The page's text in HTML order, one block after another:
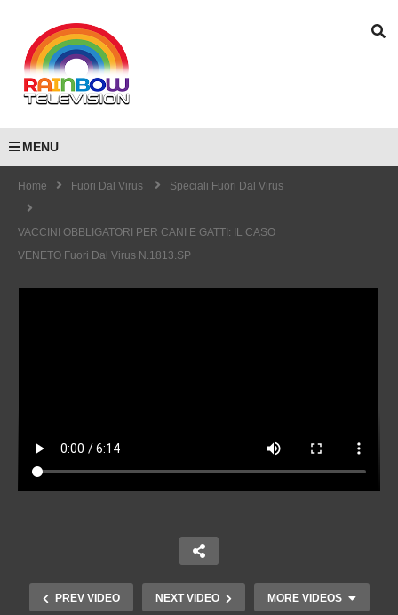
MENU
Home Fuori Dal Virus Speciali Fuori Dal Virus
VACCINI OBBLIGATORI PER CANI E GATTI: IL CASO
VENETO Fuori Dal Virus N.1813.SP
PREV VIDEO NEXT VIDEO MORE VIDEOS